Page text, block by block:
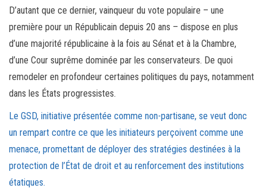
D’autant que ce dernier, vainqueur du vote populaire – une
première pour un Républicain depuis 20 ans – dispose en plus
d’une majorité républicaine à la fois au Sénat et à la Chambre,
d’une Cour suprême dominée par les conservateurs. De quoi
remodeler en profondeur certaines politiques du pays, notamment
dans les États progressistes.
Le GSD, initiative présentée comme non-partisane, se veut donc
un rempart contre ce que les initiateurs perçoivent comme une
menace, promettant de déployer des stratégies destinées à la
protection de l’État de droit et au renforcement des institutions
étatiques.